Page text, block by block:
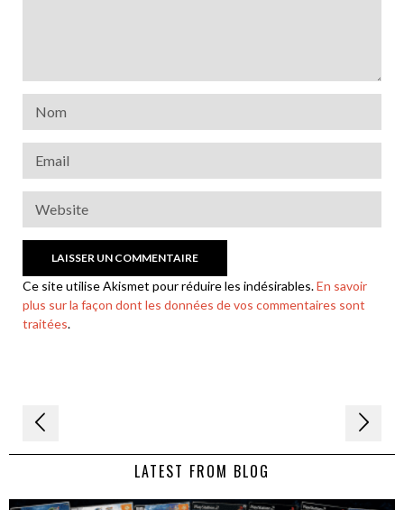
Ce site utilise Akismet pour réduire les indésirables.En savoir
plus sur la façon dont les données de vos commentaires sont
traitées.
Navigation
de LATEST FROM BLOG